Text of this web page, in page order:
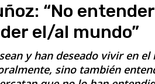
“No
el/al mundo”
y han deseado vivir en
sino también